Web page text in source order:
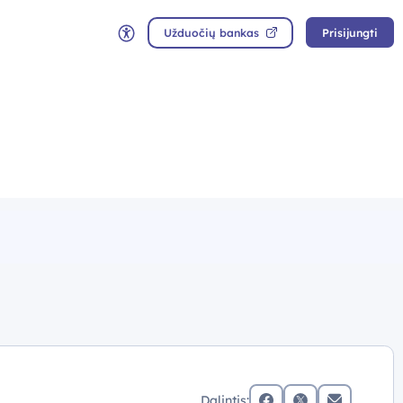
Neįgaliųjų rėžimas
Užduočių bankas Prisijungti